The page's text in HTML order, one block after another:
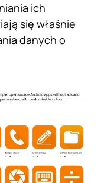
ich
się właśnie
danych o